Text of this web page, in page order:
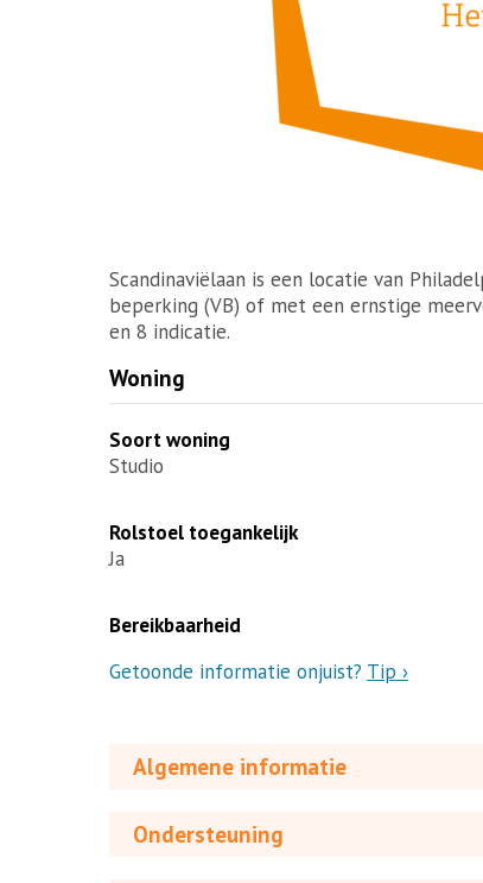
Scandinaviëlaan is een locatie van
beperking (VB) of met een ernstige
en 8 indicatie.
Woning
Soort woning
Studio
Rolstoel toegankelijk
Ja
Bereikbaarheid
Getoonde informatie onjuist? Tip ›
Algemene informatie
Ondersteuning